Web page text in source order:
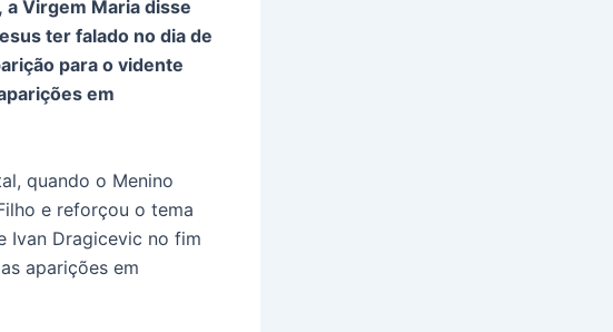
a Virgem Maria disse
ter falado no dia de
para o vidente
em
quando o Menino
e reforçou o tema
Ivan Dragicevic no fim
aparições em